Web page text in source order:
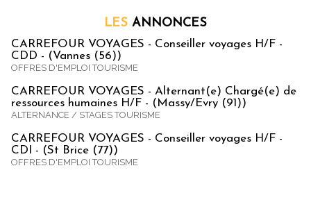
LES ANNONCES
CARREFOUR VOYAGES - Conseiller voyages H/F -
CDD - (Vannes (56))
OFFRES D'EMPLOI TOURISME
CARREFOUR VOYAGES - Alternant(e) Chargé(e) de
ressources humaines H/F - (Massy/Evry (91))
ALTERNANCE / STAGES TOURISME
CARREFOUR VOYAGES - Conseiller voyages H/F -
CDI - (St Brice (77))
OFFRES D'EMPLOI TOURISME